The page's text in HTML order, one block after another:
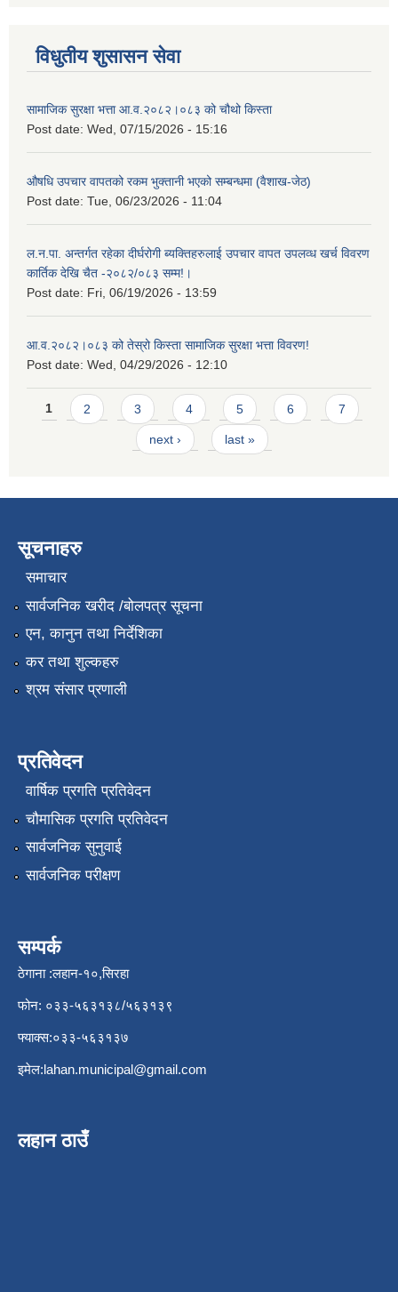
विधुतीय शुसासन सेवा
सामाजिक सुरक्षा भत्ता आ.व.२०८२।०८३ को चौथो किस्ता
Post date: Wed, 07/15/2026 - 15:16
औषधि उपचार वापतको रकम भुक्तानी भएको सम्बन्धमा (वैशाख-जेठ)
Post date: Tue, 06/23/2026 - 11:04
ल.न.पा. अन्तर्गत रहेका दीर्घरोगी ब्यक्तिहरुलाई उपचार वापत उपलव्ध खर्च विवरण
कार्तिक देखि चैत -२०८२/०८३ सम्म!।
Post date: Fri, 06/19/2026 - 13:59
आ.व.२०८२।०८३ को तेस्रो किस्ता सामाजिक सुरक्षा भत्ता विवरण!
Post date: Wed, 04/29/2026 - 12:10
Pages
1 2 3 4 5 6 7
next › last »
सूचनाहरु
समाचार
सार्वजनिक खरीद /बोलपत्र सूचना
एन, कानुन तथा निर्देशिका
कर तथा शुल्कहरु
श्रम संसार प्रणाली
प्रतिवेदन
वार्षिक प्रगति प्रतिवेदन
चौमासिक प्रगति प्रतिवेदन
सार्वजनिक सुनुवाई
सार्वजनिक परीक्षण
सम्पर्क
ठेगाना :लहान-१०,सिरहा
फोन: ०३३-५६३१३८/५६३१३९
फ्याक्स:०३३-५६३१३७
इमेल:lahan.municipal@gmail.com
लहान ठाउँ